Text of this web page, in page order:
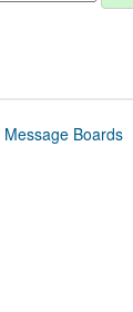
Message Boards